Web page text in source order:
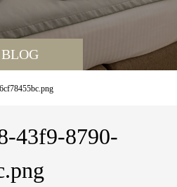
BLOG
43f9-8790-